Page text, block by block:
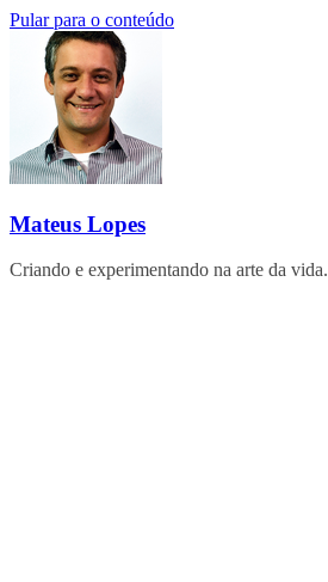
Pular para o conteúdo
Mateus Lopes
Criando e experimentando na arte da vida.